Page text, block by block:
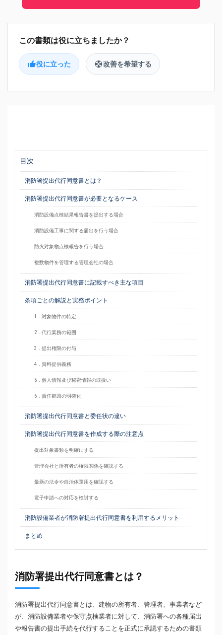
役に立った 改善を希望する
目次
消防署提出代行同意書とは？
消防署提出代行同意書が必要となるケース
消防設備点検結果報告書を提出する場合
消防設備工事に関する届出を行う場合
防火対象物点検報告を行う場合
複数物件を管理する管理会社の場合
消防署提出代行同意書に記載すべき主な項目
条項ごとの解説と実務ポイント
1．対象物件の特定
2．代行業務の範囲
3．提出権限の付与
4．資料提供義務
5．個人情報及び秘密情報の取扱い
6．責任範囲の明確化
消防署提出代行同意書と委任状の違い
消防署提出代行同意書を作成する際の注意点
提出対象書類を明確にする
管理会社と所有者の権限関係を確認する
最新の法令や自治体運用を確認する
電子申請への対応を検討する
消防設備業者が消防署提出代行同意書を利用するメリット
まとめ
消防署提出代行同意書とは？
消防署提出代行同意書とは、建物の所有者、管理者、事業者など
が、消防設備業者や保守点検業者に対して、消防署への各種届出
や報告書の提出手続を代行することを正式に承認するための書類